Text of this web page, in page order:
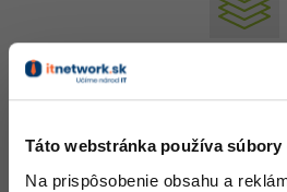
Táto webstránka používa súbory
Na prispôsobenie obsahu a
18. diel:Android
pre viac fragmentov